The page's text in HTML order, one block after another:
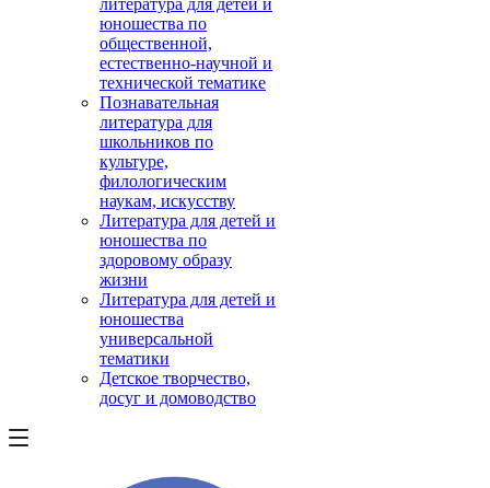
литература для детей и
юношества по
общественной,
естественно-научной и
технической тематике
Познавательная
литература для
школьников по
культуре,
филологическим
наукам, искусству
Литература для детей и
юношества по
здоровому образу
жизни
Литература для детей и
юношества
универсальной
тематики
Детское творчество,
досуг и домоводство